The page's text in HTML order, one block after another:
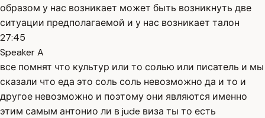
образом у нас возникает может быть возникнуть две
ситуации предполагаемой и у нас возникает талон
27:45
Speaker A
все помнят что культур или то солью или писатель и мы
сказали что еда это соль соль невозможно да и то и
другое невозможно и поэтому они являются именно
этим самым антонио ли в jude виза ты то есть